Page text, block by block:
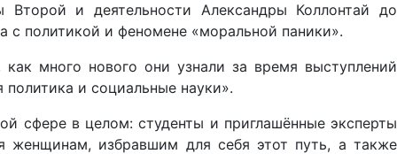
и деятельности Александры Коллонтай до
с политикой и феномене «моральной паники».
много нового они узнали за время выступлений
и социальные науки».
сфере в целом: студенты и приглашённые эксперты
женщинам, избравшим для себя этот путь, а также